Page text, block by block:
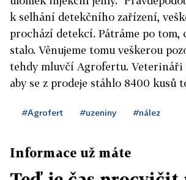
k selhání detekčního zařízení,
prochází detekcí. Pátráme po tom,
stalo. Věnujeme tomu veškerou
tehdy mluvčí Agrofertu. Veterináři
aby se z prodeje stáhlo 8400 kusů
#Agrofert #uzeniny #nález
Informace už máte